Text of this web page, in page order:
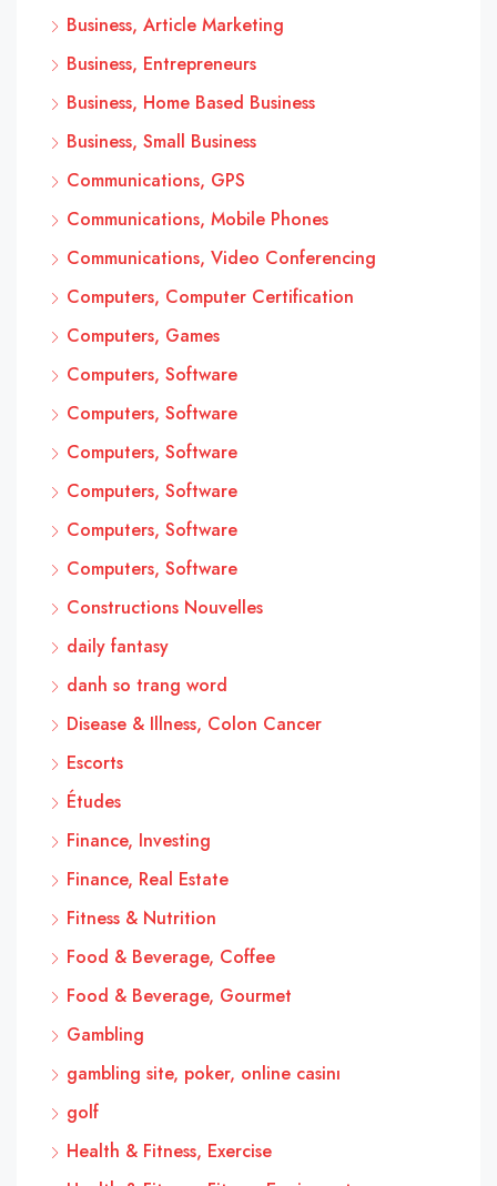
Business, Article Marketing
Business, Entrepreneurs
Business, Home Based Business
Business, Small Business
Communications, GPS
Communications, Mobile Phones
Communications, Video Conferencing
Computers, Computer Certification
Computers, Games
Computers, Software
Computers, Software
Computers, Software
Computers, Software
Computers, Software
Computers, Software
Constructions Nouvelles
daily fantasy
danh so trang word
Disease & Illness, Colon Cancer
Escorts
Études
Finance, Investing
Finance, Real Estate
Fitness & Nutrition
Food & Beverage, Coffee
Food & Beverage, Gourmet
Gambling
gambling site, poker, online casinı
golf
Health & Fitness, Exercise